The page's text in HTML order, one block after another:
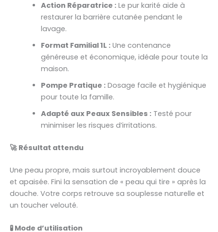
Action Réparatrice :Le pur karité aide à
restaurer la barrière cutanée pendant le
lavage.
Format Familial 1L :Une contenance
généreuse et économique, idéale pour toute la
maison.
Pompe Pratique :Dosage facile et hygiénique
pour toute la famille.
Adapté aux Peaux Sensibles :Testé pour
minimiser les risques d’irritations.
🚀 Résultat attendu
Une peau propre, mais surtout incroyablement douce
et apaisée. Fini la sensation de « peau qui tire » après la
douche. Votre corps retrouve sa souplesse naturelle et
un toucher velouté.
🧪 Mode d’utilisation